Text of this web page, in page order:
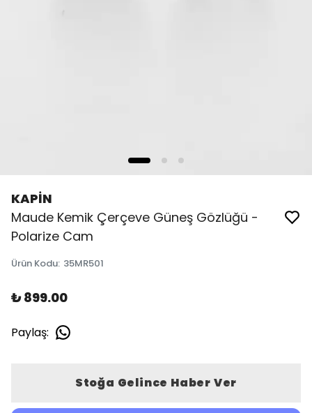
KAPİN
Maude Kemik Çerçeve Güneş Gözlüğü -
Polarize Cam
Ürün Kodu: 35MR501
₺ 899.00
Paylaş:
Stoğa Gelince Haber Ver